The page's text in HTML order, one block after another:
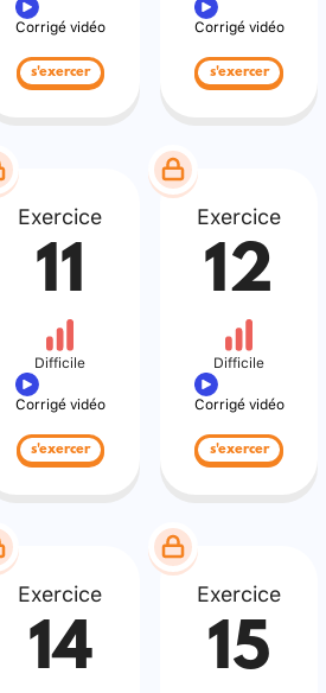
Corrigé vidéo
s'exercer
Corrigé vidéo
s'exercer
Exercice
11
Difficile
Corrigé vidéo
s'exercer
Exercice
12
Difficile
Corrigé vidéo
s'exercer
Exercice
14
Exercice
15